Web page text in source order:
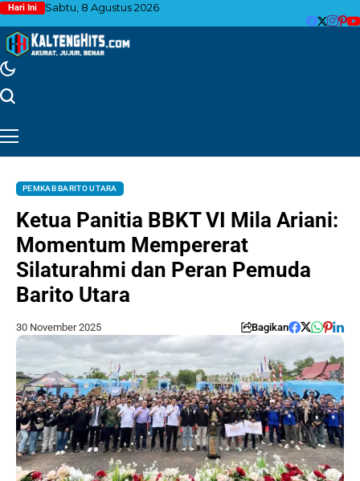
Hari Ini Sabtu, 8 Agustus 2026
PEMKAB BARITO UTARA
Ketua Panitia BBKT VI Mila Ariani:
Momentum Mempererat
Silaturahmi dan Peran Pemuda
Barito Utara
30 November 2025 Bagikan